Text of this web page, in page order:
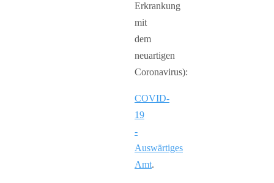
Erkrankung
mit
dem
neuartigen
Coronavirus):
COVID-
19
-
Auswärtiges
Amt.